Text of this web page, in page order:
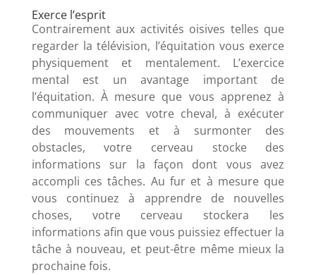
Exerce l’esprit
Contrairement aux activités oisives telles que
regarder la télévision, l’équitation vous exerce
physiquement et mentalement. L’exercice
mental est un avantage important de
l’équitation. À mesure que vous apprenez à
communiquer avec votre cheval, à exécuter
des mouvements et à surmonter des
obstacles, votre cerveau stocke des
informations sur la façon dont vous avez
accompli ces tâches. Au fur et à mesure que
vous continuez à apprendre de nouvelles
choses, votre cerveau stockera les
informations afin que vous puissiez effectuer la
tâche à nouveau, et peut-être même mieux la
prochaine fois.